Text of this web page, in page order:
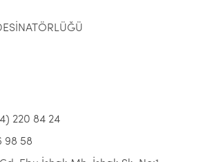
220 84 24
98 58